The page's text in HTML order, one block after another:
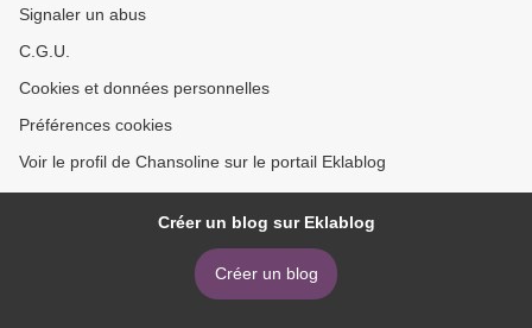
Signaler un abus
C.G.U.
Cookies et données personnelles
Préférences cookies
Voir le profil de Chansoline sur le portail Eklablog
Créer un blog sur Eklablog
Créer un blog